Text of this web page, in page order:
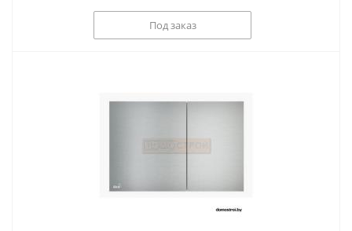
Под заказ